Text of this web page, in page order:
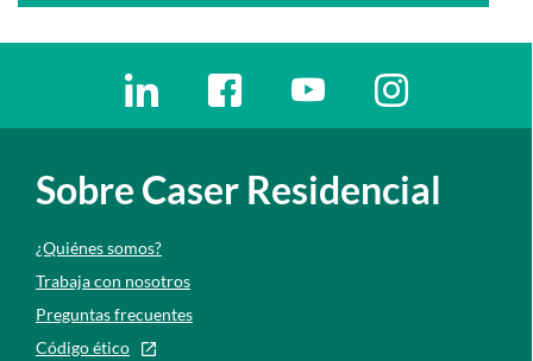
Ir a a la red social. Abre ventana nueva
Ir a a la red social. Abre ventana
Ir a a la red social. Abre
Ir a a la red
Sobre Caser Residencial
¿Quiénes somos?
Trabaja con nosotros
Preguntas frecuentes
Código ético